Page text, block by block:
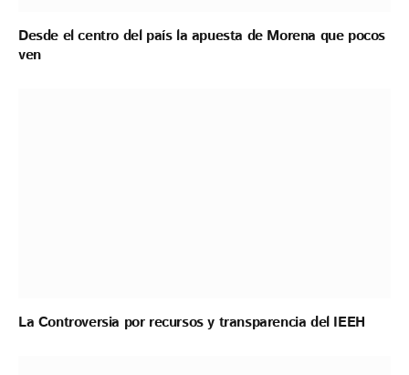
Desde el centro del país la apuesta de Morena que pocos
ven
La Controversia por recursos y transparencia del IEEH